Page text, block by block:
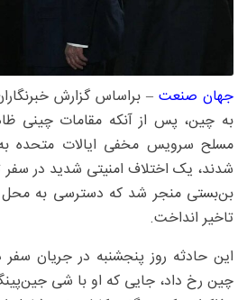
جهان صنعت – براساس گزارش‌
به چین، پس از آنکه مقامات چینی
مسلح سرویس مخفی ایالات متحده
شدند، یک اختلاف امنیتی شدید در سفر
بن‌بستی منجر شد که دسترسی به محل
تاخیر انداخت.
این حادثه روز پنجشنبه در جریان سفر
چین رخ داد، جایی که او با شی